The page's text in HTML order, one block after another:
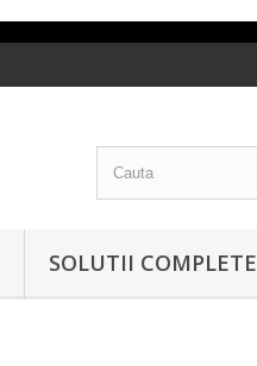
SOLUTII COMPLETE